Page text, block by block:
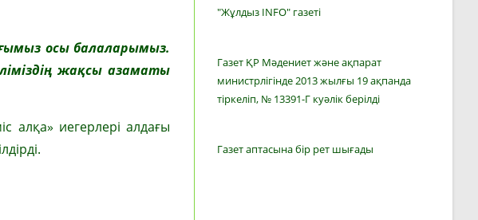
осы балаларымыз.
жақсы азаматы
алқа» иегерлері алдағы
"Жұлдыз INFO" газеті
Газет ҚР Мәдениет және ақпарат
министрлігінде 2013 жылғы 19 ақпанда
тіркеліп, № 13391-Г куәлік берілді
Газет аптасына бір рет шығады